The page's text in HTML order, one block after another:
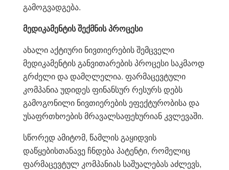
გამოგვადგება.
მედიკამენტის შექმნის პროცესი
ახალი აქტიური ნივთიერების შემცველი
მედიკამენტის განვითარების პროცესი საკმაოდ
გრძელი და დამღლელია. ფარმაცევტული
კომპანია უდიდეს ფინანსურ რესურს დებს
გამოგონილი ნივთიერების ეფექტურობისა და
უსაფრთხოების მრავალსაფეხურიან კვლევაში.
სწორედ ამიტომ, წამლის გაყიდვის
დაწყებისთანავე ჩნდება პატენტი, რომელიც
ფარმაცევტულ კომპანიას საშუალებას აძლევს,